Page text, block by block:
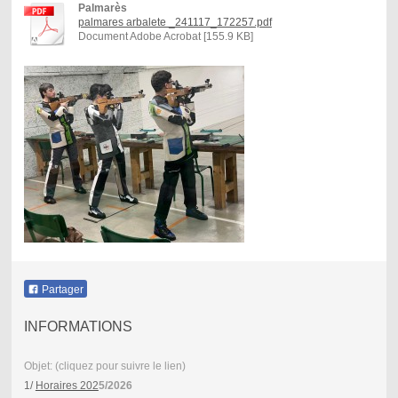
Palmarès
palmares arbalete _241117_172257.pdf
Document Adobe Acrobat [155.9 KB]
Partager
INFORMATIONS
Objet: (cliquez pour suivre le lien)
1/ Horaires 2025/2026